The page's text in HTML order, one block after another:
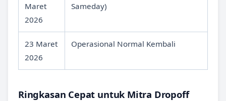
Maret
2026
Sameday)
23 Maret
2026
Operasional Normal Kembali
Ringkasan Cepat untuk Mitra Dropoff